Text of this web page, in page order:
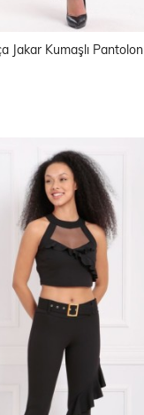
Jakar Kumaşlı Pantolon